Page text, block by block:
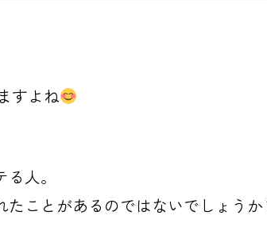
すよね
人。
ことがあるのではないでしょうか